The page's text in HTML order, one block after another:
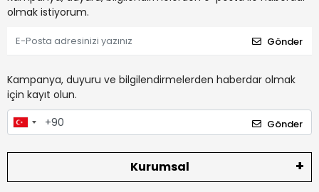
olmak istiyorum.
Gönder
Kampanya, duyuru ve bilgilendirmelerden haberdar olmak
için kayıt olun.
Gönder
Kurumsal